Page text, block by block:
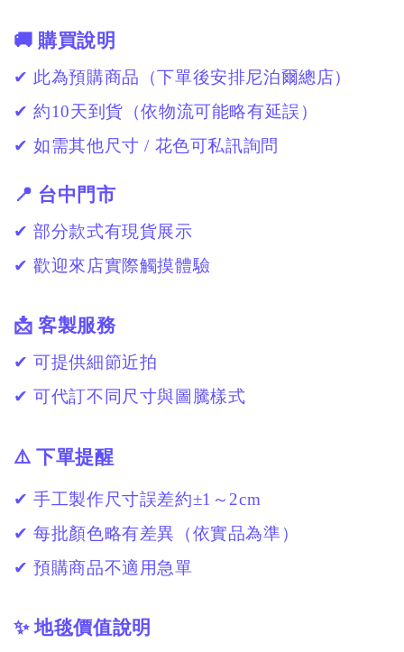
🚚 購買說明
✔ 此為預購商品（下單後安排尼泊爾總店）
✔ 約10天到貨（依物流可能略有延誤）
✔ 如需其他尺寸 / 花色可私訊詢問
📍 台中門市
✔ 部分款式有現貨展示
✔ 歡迎來店實際觸摸體驗
📩 客製服務
✔ 可提供細節近拍
✔ 可代訂不同尺寸與圖騰樣式
⚠️ 下單提醒
✔ 手工製作尺寸誤差約±1～2cm
✔ 每批顏色略有差異（依實品為準）
✔ 預購商品不適用急單
✨ 地毯價值說明